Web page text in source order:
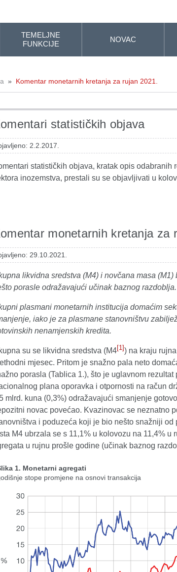
TEMELJNE
FUNKCIJE
NOVAC
» Komentar monetarnih kretanja za rujan 2021.
statističkih objava
2.2.2017.
statističkih objava, kratak opis
inozemstva, prestali su se objavljivati u
monetarnih kretanja za
29.10.2021.
likvidna sredstva (M4) i novčana masa
porasle odražavajući učinak baznog razdoblja.
plasmani monetarnih institucija domaćim
iako je za plasmane stanovništvu
nenamjenskih kredita.
su se likvidna sredstva (M4[1]) na kraju
mjesec. Pritom je snažno pala neto
porasla (Tablica 1.), što je uglavnom
plana oporavka i otpornosti na račun
mlrd. kuna (0,3%) odražavajući smanjenje
novac povećao. Kvazinovac se neznatno
i poduzeća koji je bio nešto snažniji
M4 ubrzala se s 11,1% u kolovozu na 11,4%
u rujnu prošle godine (učinak baznog
1. Monetarni agregati
stope promjene na osnovi transakcija